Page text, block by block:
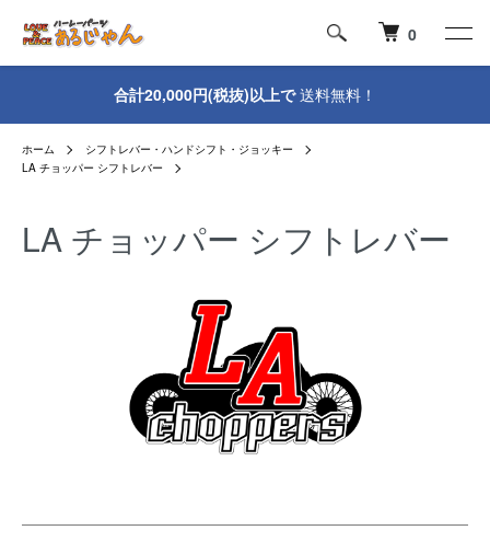
0
合計20,000円(税抜)以上で送料無料！
ホーム
シフトレバー・ハンドシフト・ジョッキー
LA チョッパー シフトレバー
LA チョッパー シフトレバー